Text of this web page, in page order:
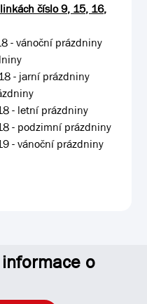
číslo 9, 15, 16,
- vánoční prázdniny
- jarní prázdniny
- letní prázdniny
- podzimní prázdniny
- vánoční prázdniny
o